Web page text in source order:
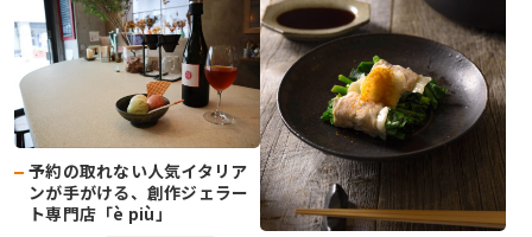
予約の取れない人気イタリア
ンが手がける、創作ジェラー
ト専門店「è più」